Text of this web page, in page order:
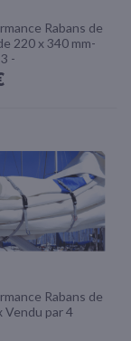
Rabans de
220 x 340 mm-
-
Rabans de
Vendu par 4